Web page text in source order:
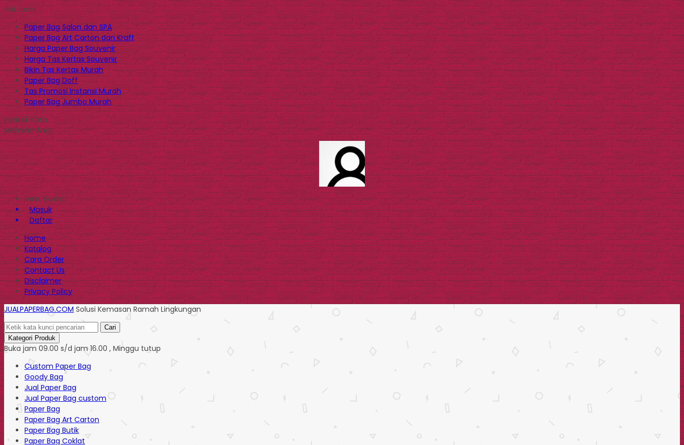
Hot Item
Paper Bag Salon dan SPA
Paper Bag Art Carton dan Kraft
Harga Paper Bag Souvenir
Harga Tas Kertas Souvenir
Bikin Tas Kertas Murah
Paper Bag Doff
Tas Promosi Instansi Murah
Paper Bag Jumbo Murah
Kontak Kami
Member Area
Halo, Guest!
Masuk
Daftar
Home
Katalog
Cara Order
Contact Us
Disclaimer
Privacy Policy
JUALPAPERBAG.COM Solusi Kemasan Ramah Lingkungan
Cari
Kategori Produk
Buka jam 09.00 s/d jam 16.00 , Minggu tutup
Custom Paper Bag
Goody Bag
Jual Paper Bag
Jual Paper Bag custom
Paper Bag
Paper Bag Art Carton
Paper Bag Butik
Paper Bag Coklat